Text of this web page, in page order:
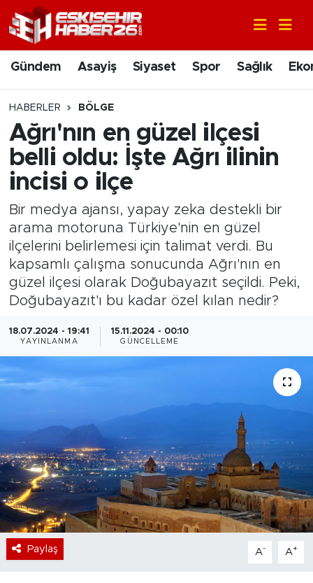
Gündem Asayiş Siyaset Spor Sağlık
HABERLER BÖLGE
Ağrı'nın en güzel ilçesi
belli oldu: İşte Ağrı ilinin
incisi o ilçe
Bir medya ajansı, yapay zeka destekli bir
arama motoruna Türkiye'nin en güzel
ilçelerini belirlemesi için talimat verdi. Bu
kapsamlı çalışma sonucunda Ağrı'nın en
güzel ilçesi olarak Doğubayazıt seçildi. Peki,
Doğubayazıt'ı bu kadar özel kılan nedir?
18.07.2024 - 19:41
YAYINLANMA
15.11.2024 - 00:10
GÜNCELLEME
Paylaş A- A+
Gündem
Asayiş
Siyaset
Spor
Ekonomi
Eğitim
Sanat
Bölge
Magazin
Dünya
Sektör
Nöbetçi Eczaneler
Hava Durumu
Trafik Durumu
Süper Lig Puan Durumu ve Fikstür
Tüm Manşetler
Son Dakika Haberleri
Haber Arşivi